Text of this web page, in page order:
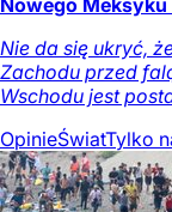
Nie da się ukryć,
Zachodu przed
Wschodu jest
OpinieŚwiatTylko